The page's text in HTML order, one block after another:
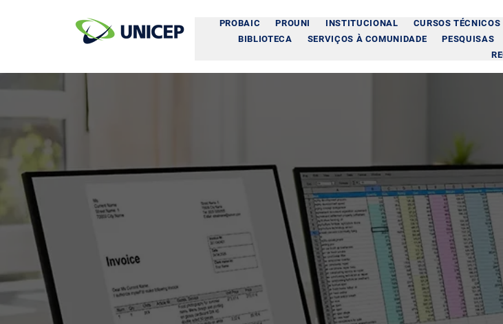
PROBAIC PROUNI INSTITUCIONAL CURSOS TÉCNICOS
BIBLIOTECA
SERVIÇOS À COMUNIDADE PESQUISAS